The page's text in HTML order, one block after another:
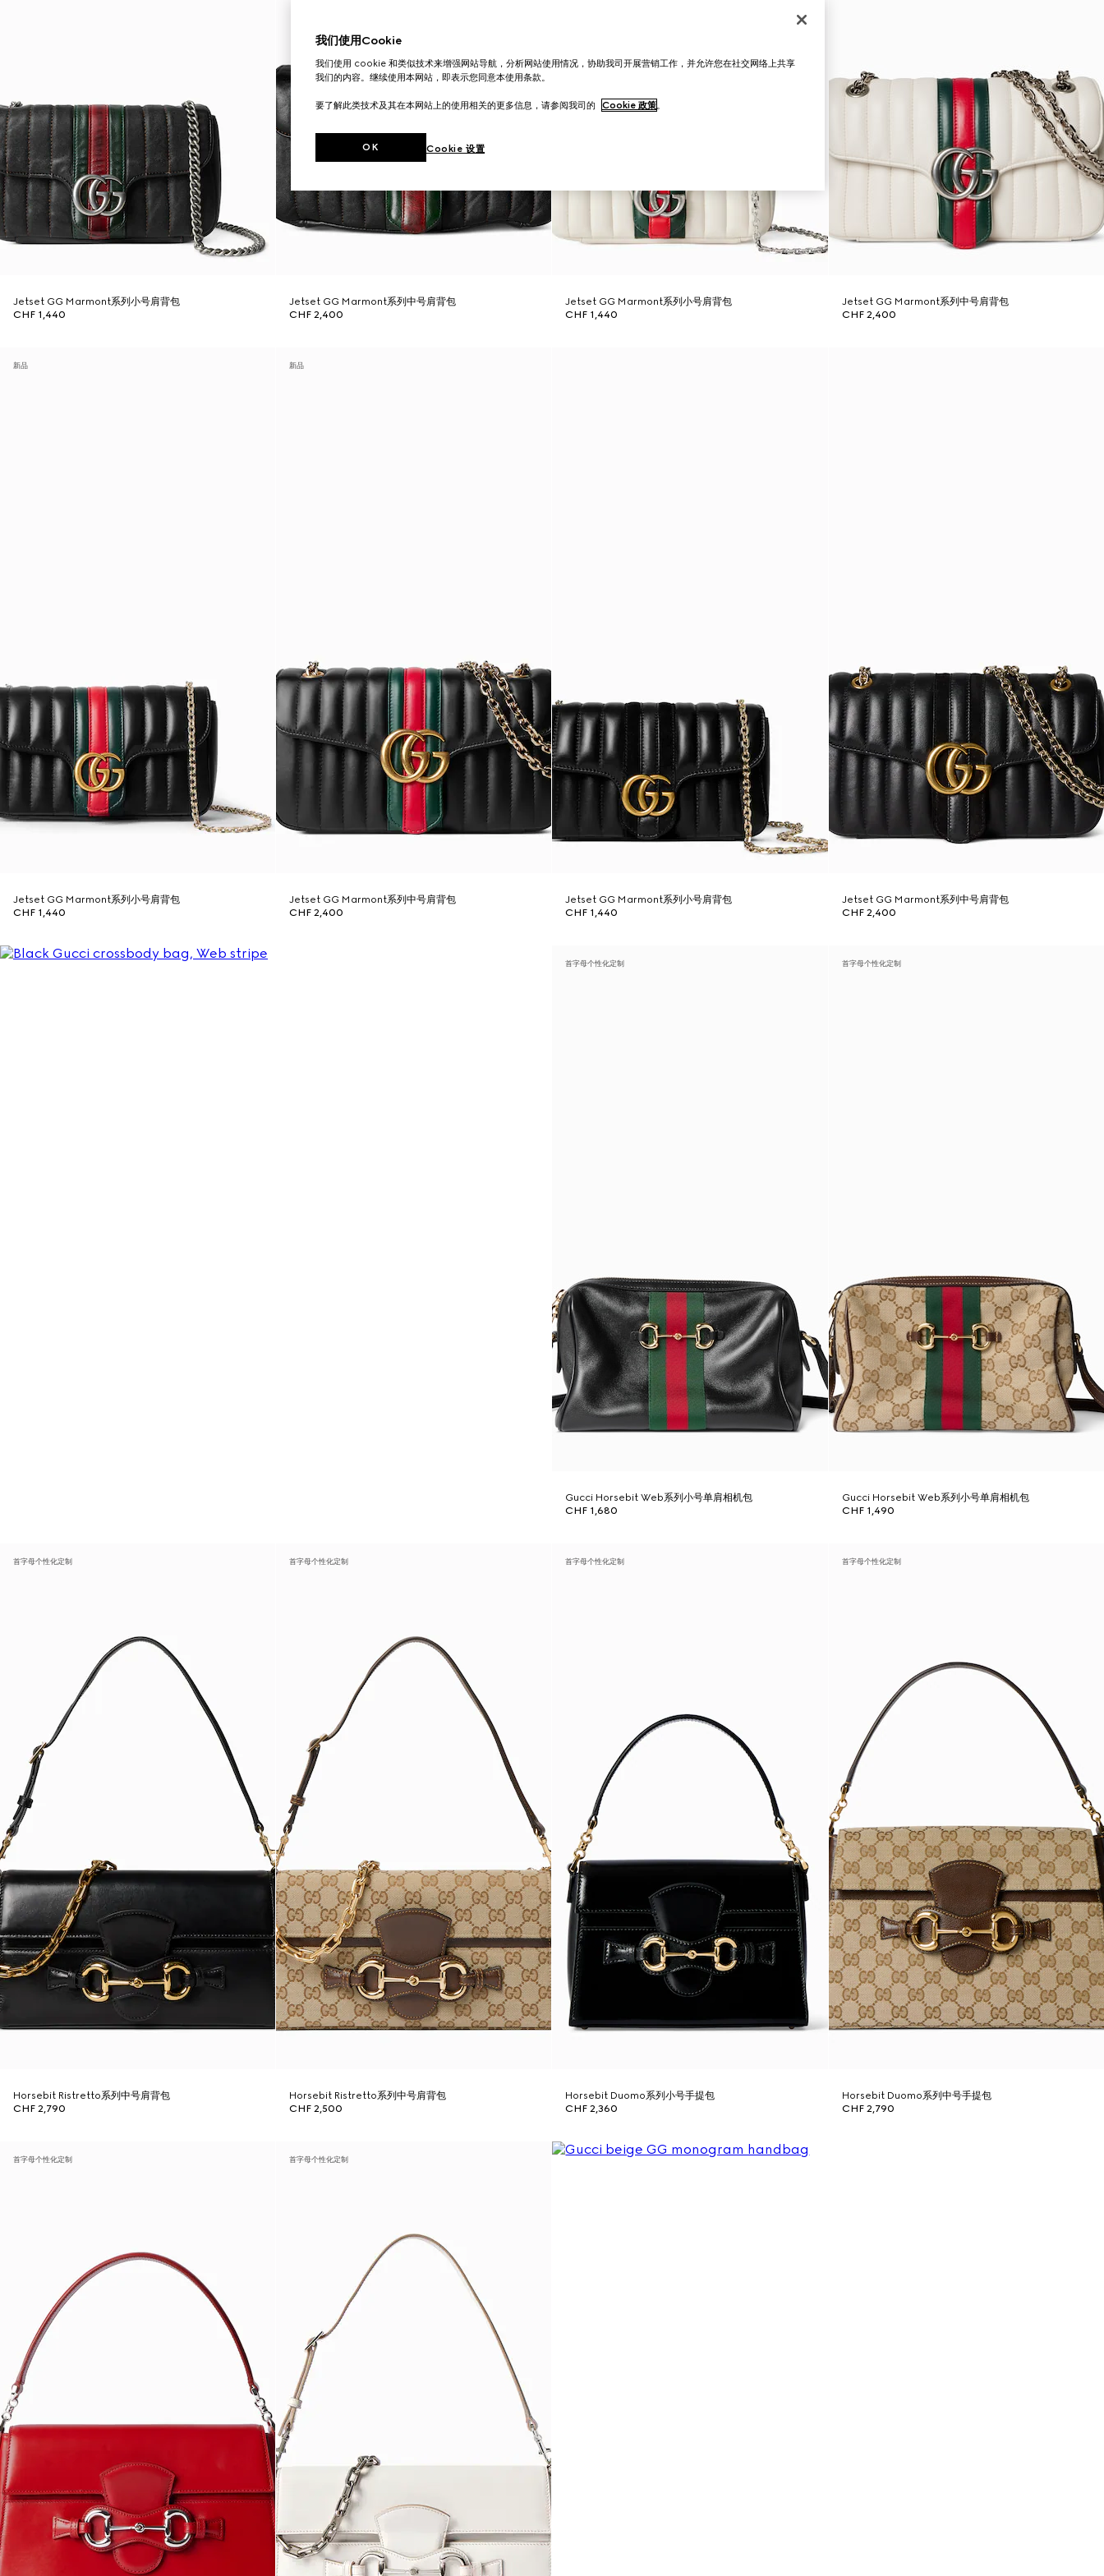
Jetset GG Marmont系列小号肩背包
CHF 1,440
Jetset GG Marmont系列中号肩背包
CHF 2,400
Jetset GG Marmont系列小号肩背包
CHF 1,440
Jetset GG Marmont系列中号肩背包
CHF 2,400
新品
Jetset GG Marmont系列小号肩背包
CHF 1,440
新品
Jetset GG Marmont系列中号肩背包
CHF 2,400
Jetset GG Marmont系列小号肩背包
CHF 1,440
Jetset GG Marmont系列中号肩背包
CHF 2,400
首字母个性化定制
Gucci Horsebit Web系列小号单肩相机包
CHF 1,680
首字母个性化定制
Gucci Horsebit Web系列小号单肩相机包
CHF 1,490
首字母个性化定制
Horsebit Ristretto系列中号肩背包
CHF 2,790
首字母个性化定制
Horsebit Ristretto系列中号肩背包
CHF 2,500
首字母个性化定制
Horsebit Duomo系列小号手提包
CHF 2,360
首字母个性化定制
Horsebit Duomo系列中号手提包
CHF 2,790
首字母个性化定制 首字母个性化定制
我们使用Cookie
我们使用 cookie 和类似技术来增强网站导航，分析网站使用情况，协助我司开展营销工作，并允许您在社交网络上共享
我们的内容。继续使用本网站，即表示您同意本使用条款。
要了解此类技术及其在本网站上的使用相关的更多信息，请参阅我司的 Cookie 政策。
Cookie 设置
OK